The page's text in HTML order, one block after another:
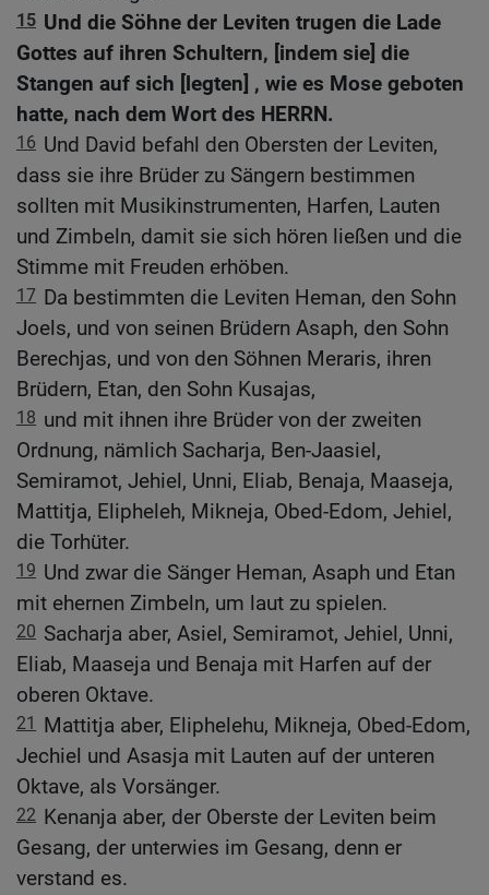
15 Und die Söhne der Leviten trugen die Lade
Gottes auf ihren Schultern, [indem sie] die
Stangen auf sich [legten] , wie es Mose geboten
hatte, nach dem Wort des HERRN.
16 Und David befahl den Obersten der Leviten,
dass sie ihre Brüder zu Sängern bestimmen
sollten mit Musikinstrumenten, Harfen, Lauten
und Zimbeln, damit sie sich hören ließen und die
Stimme mit Freuden erhöben.
17 Da bestimmten die Leviten Heman, den Sohn
Joels, und von seinen Brüdern Asaph, den Sohn
Berechjas, und von den Söhnen Meraris, ihren
Brüdern, Etan, den Sohn Kusajas,
18 und mit ihnen ihre Brüder von der zweiten
Ordnung, nämlich Sacharja, Ben-Jaasiel,
Semiramot, Jehiel, Unni, Eliab, Benaja, Maaseja,
Mattitja, Elipheleh, Mikneja, Obed-Edom, Jehiel,
die Torhüter.
19 Und zwar die Sänger Heman, Asaph und Etan
mit ehernen Zimbeln, um laut zu spielen.
20 Sacharja aber, Asiel, Semiramot, Jehiel, Unni,
Eliab, Maaseja und Benaja mit Harfen auf der
oberen Oktave.
21
Mattitja aber, Eliphelehu, Mikneja, Obed-Edom,
Jechiel und Asasja mit Lauten auf der unteren
Oktave, als Vorsänger.
22 Kenanja aber, der Oberste der Leviten beim
Gesang, der unterwies im Gesang, denn er
verstand es.